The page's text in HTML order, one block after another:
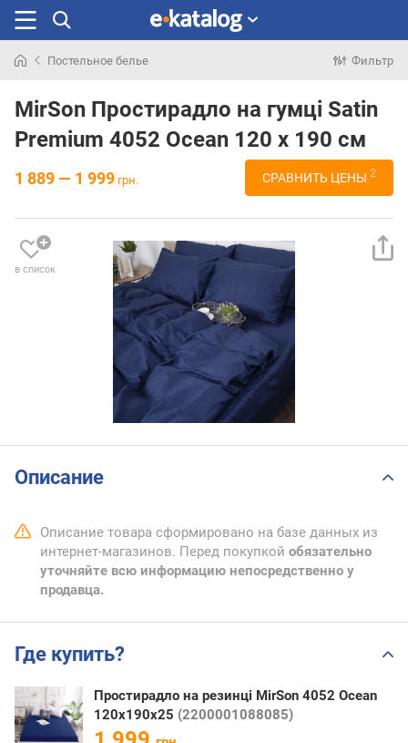
раньше
Постельное белье Фильтр
MirSon Простирадло на гумці Satin
Premium 4052 Ocean 120 х 190 см
1 889 — 1 999 грн. СРАВНИТЬ ЦЕНЫ 2
в список
Описание
Описание товара сформировано на базе данных из
интернет-магазинов. Перед покупкой обязательно
уточняйте всю информацию непосредственно у
продавца.
Где купить?
Простирадло на резинці MirSon 4052 Ocean
120х190х25 (2200001088085)